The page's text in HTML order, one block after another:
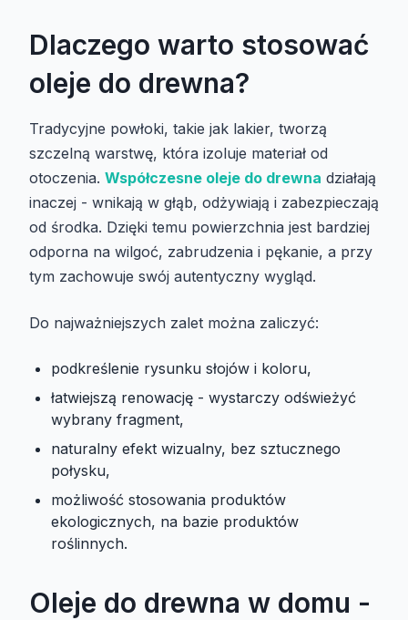
Dlaczego warto stosować
oleje do drewna?
Tradycyjne powłoki, takie jak lakier, tworzą
szczelną warstwę, która izoluje materiał od
otoczenia. Współczesne oleje do drewna działają
inaczej - wnikają w głąb, odżywiają i zabezpieczają
od środka. Dzięki temu powierzchnia jest bardziej
odporna na wilgoć, zabrudzenia i pękanie, a przy
tym zachowuje swój autentyczny wygląd.
Do najważniejszych zalet można zaliczyć:
podkreślenie rysunku słojów i koloru,
łatwiejszą renowację - wystarczy odświeżyć
wybrany fragment,
naturalny efekt wizualny, bez sztucznego
połysku,
możliwość stosowania produktów
ekologicznych, na bazie produktów
roślinnych.
Oleje do drewna w domu -